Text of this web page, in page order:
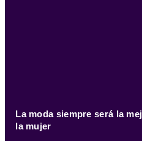
La moda siempre será la
la mujer